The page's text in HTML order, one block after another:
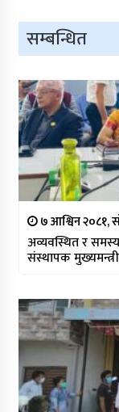
सम्बन्धित
७ आश्विन २०८१,
अव्यवस्थित र
संस्थापक